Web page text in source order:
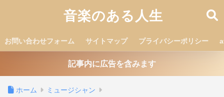
音楽のある人生
お問い合わせフォーム サイトマップ プライバシーポリシー
記事内に広告を含みます
ホーム ミュージシャン